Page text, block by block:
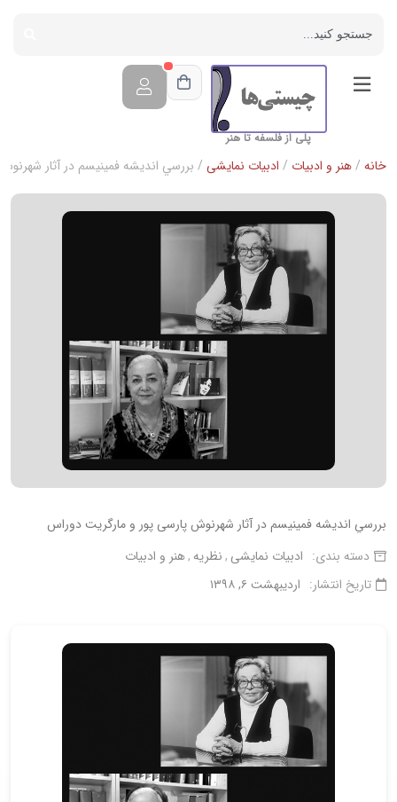
پلی از فلسفه تا هنر
خانه /هنر و ادبیات / ادبیات نمایشی / بررسي انديشه فمينيسم در آثار
بررسي انديشه فمينيسم در آثار شهرنوش پارسی پور و مارگريت دوراس
دسته بندی: ادبیات نمایشی نظریه هنر و ادبیات
تاریخ انتشار: اردیبهشت ۶, ۱۳۹۸